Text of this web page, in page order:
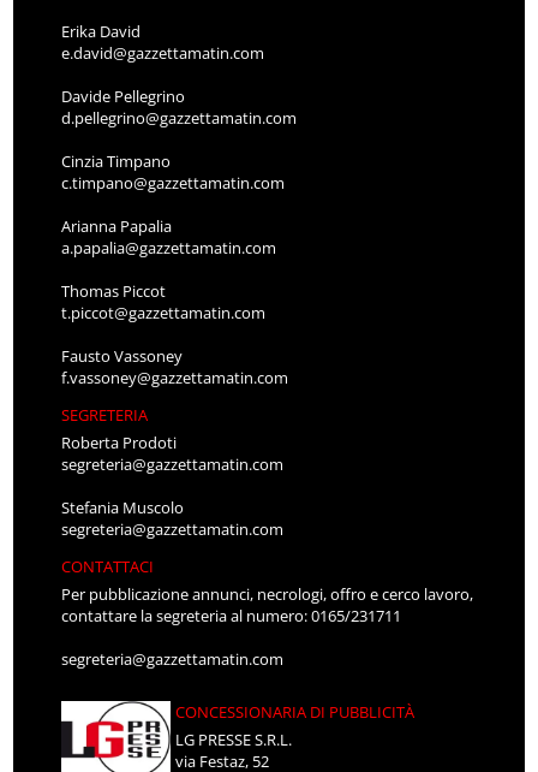
Erika David
e.david@gazzettamatin.com
Davide Pellegrino
d.pellegrino@gazzettamatin.com
Cinzia Timpano
c.timpano@gazzettamatin.com
Arianna Papalia
a.papalia@gazzettamatin.com
Thomas Piccot
t.piccot@gazzettamatin.com
Fausto Vassoney
f.vassoney@gazzettamatin.com
SEGRETERIA
Roberta Prodoti
segreteria@gazzettamatin.com
Stefania Muscolo
segreteria@gazzettamatin.com
CONTATTACI
Per pubblicazione annunci, necrologi, offro e cerco lavoro,
contattare la segreteria al numero: 0165/231711
segreteria@gazzettamatin.com
CONCESSIONARIA DI PUBBLICITÀ
LG PRESSE S.R.L.
via Festaz, 52